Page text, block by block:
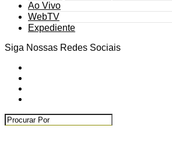
Ao Vivo
WebTV
Expediente
Siga Nossas Redes Sociais